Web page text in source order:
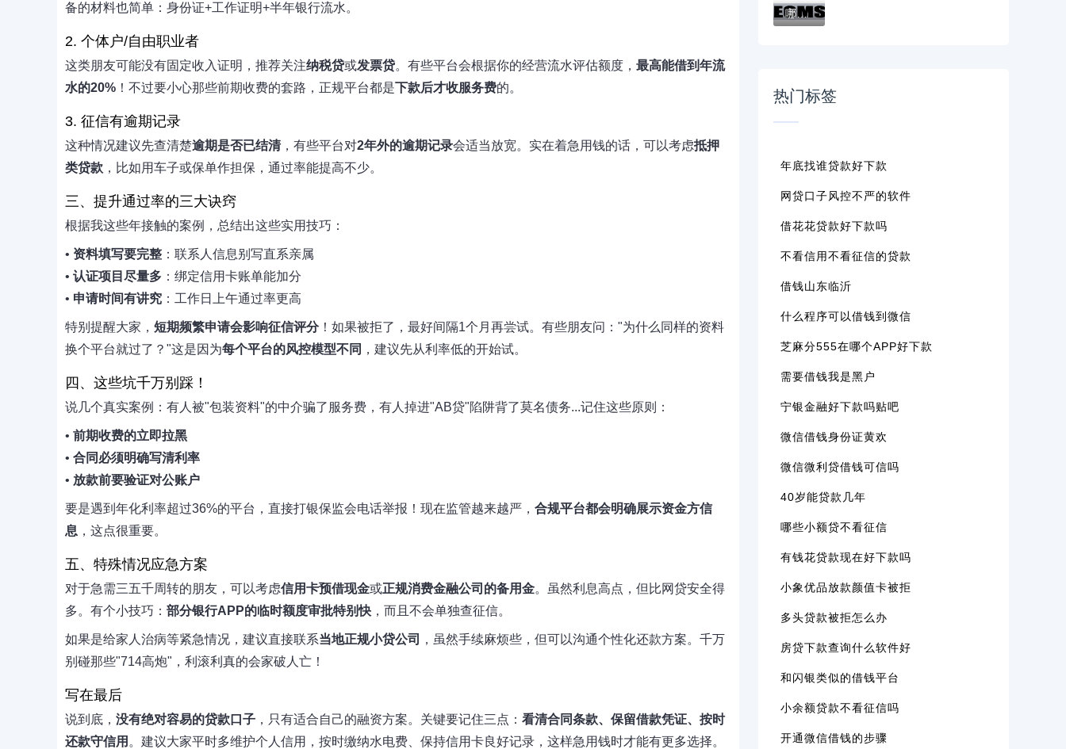
备的材料也简单：身份证+工作证明+半年银行流水。
2. 个体户/自由职业者
这类朋友可能没有固定收入证明，推荐关注纳税贷或发票贷。有些平台会根据你的经营流水评估额度， 最高能借到年流
水的20% ！不过要小心那些前期收费的套路，正规平台都是下款后才收服务费的。
3. 征信有逾期记录
这种情况建议先查清楚逾期是否已结清，有些平台对2年外的逾期记录会适当放宽。实在着急用钱的话，可以考虑抵押
类贷款 ，比如用车子或保单作担保，通过率能提高不少。
三、提升通过率的三大诀窍
根据我这些年接触的案例，总结出这些实用技巧：
• 资料填写要完整 ：联系人信息别写直系亲属
• 认证项目尽量多 ：绑定信用卡账单能加分
• 申请时间有讲究 ：工作日上午通过率更高
特别提醒大家， 短期频繁申请会影响征信评分！如果被拒了，最好间隔1个月再尝试。有些朋友问："为什么同样的资料
换个平台就过了？"这是因为每个平台的风控模型不同 ，建议先从利率低的开始试。
四、这些坑千万别踩！
说几个真实案例：有人被"包装资料"的中介骗了服务费，有人掉进"AB贷"陷阱背了莫名债务...记住这些原则：
• 前期收费的立即拉黑
• 合同必须明确写清利率
• 放款前要验证对公账户
要是遇到年化利率超过36%的平台，直接打银保监会电话举报！现在监管越来越严， 合规平台都会明确展示资金方信
息 ，这点很重要。
五、特殊情况应急方案
对于急需三五千周转的朋友，可以考虑信用卡预借现金或正规消费金融公司的备用金。虽然利息高点，但比网贷安全得
多。有个小技巧： 部分银行APP的临时额度审批特别快 ，而且不会单独查征信。
如果是给家人治病等紧急情况，建议直接联系当地正规小贷公司
，虽然手续麻烦些，但可以沟通个性化还款方案。千万
别碰那些"714高炮"，利滚利真的会家破人亡！
写在最后
说到底， 没有绝对容易的贷款口子 ，只有适合自己的融资方案。关键要记住三点： 看清合同条款、保留借款凭证、按时
还款守信用 。建议大家平时多维护个人信用，按时缴纳水电费、保持信用卡良好记录，这样急用钱时才能有更多选择。
哪里借钱利息低又可靠贴吧真实经验分享：低...
热门标签
年底找谁贷款好下款
网贷口子风控不严的软件
借花花贷款好下款吗
不看信用不看征信的贷款
借钱山东临沂
什么程序可以借钱到微信
芝麻分555在哪个APP好下款
需要借钱我是黑户
宁银金融好下款吗贴吧
微信借钱身份证黄欢
微信微利贷借钱可信吗
40岁能贷款几年
哪些小额贷不看征信
有钱花贷款现在好下款吗
小象优品放款颜值卡被拒
多头贷款被拒怎么办
房贷下款查询什么软件好
和闪银类似的借钱平台
小余额贷款不看征信吗
开通微信借钱的步骤